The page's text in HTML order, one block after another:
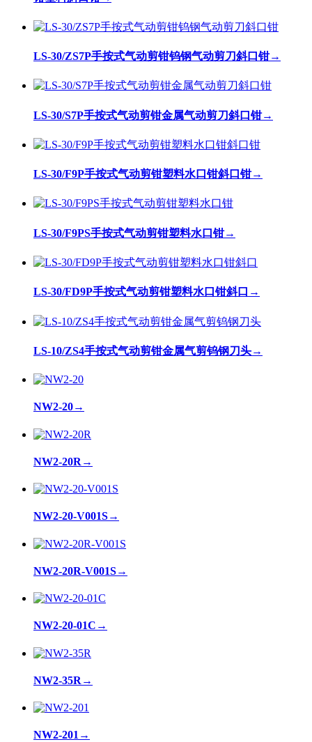
LS-30/ZS7P手按式气动剪钳钨钢气动剪刀斜口钳→
LS-30/S7P手按式气动剪钳金属气动剪刀斜口钳→
LS-30/F9P手按式气动剪钳塑料水口钳斜口钳→
LS-30/F9PS手按式气动剪钳塑料水口钳→
LS-30/FD9P手按式气动剪钳塑料水口钳斜口 →
LS-10/ZS4手按式气动剪钳金属气剪钨钢刀头→
NW2-20→
NW2-20R →
NW2-20-V001S→
NW2-20R-V001S→
NW2-20-01C →
NW2-35R →
NW2-201→